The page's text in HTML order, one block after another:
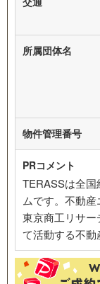
所属団体名
物件管理番号
PRコメント
TERASSは全
ムです。不動
東京商工リサ
て活動する不